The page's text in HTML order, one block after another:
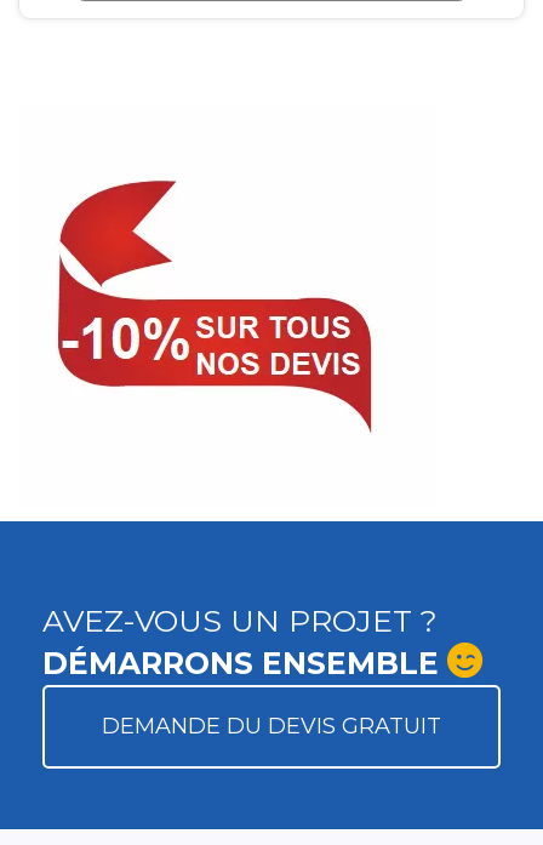
AVEZ-VOUS UN PROJET ?
DÉMARRONS ENSEMBLE
DEMANDE DU DEVIS GRATUIT